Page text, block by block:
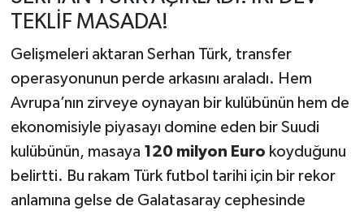
TEKLİF MASADA!
Gelişmeleri aktaran Serhan Türk, transfer
operasyonunun perde arkasını araladı. Hem
Avrupa’nın zirveye oynayan bir kulübünün hem de
ekonomisiyle piyasayı domine eden bir Suudi
kulübünün, masaya 120 milyon Euro koyduğunu
belirtti. Bu rakam Türk futbol tarihi için bir rekor
anlamına gelse de Galatasaray cephesinde